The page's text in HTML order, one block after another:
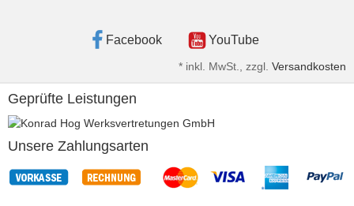
Facebook YouTube
* inkl. MwSt., zzgl. Versandkosten
Geprüfte Leistungen
Unsere Zahlungsarten